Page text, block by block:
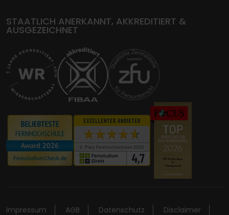
STAATLICH ANERKANNT, AKKREDITIERT &
AUSGEZEICHNET
Impressum AGB Datenschutz Disclaimer